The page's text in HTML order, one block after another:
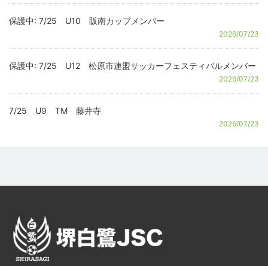
保護中: 7/25 U10 阪南カップメンバー
2026/07/23
保護中: 7/25 U12 松原市連盟サッカーフェスティバルメンバー
2026/07/23
7/25 U9 TM 藤井寺
2026/07/23